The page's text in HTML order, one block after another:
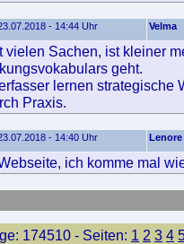
- 14:44 Uhr Velma
vielen Sachen, ist kleiner
geht.
lernen strategische
Praxis.
- 14:40 Uhr Lenore
ich komme mal
174510 - Seiten: 1 2 3 4